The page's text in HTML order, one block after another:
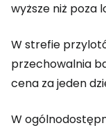
wyższe niż poza
W strefie
przechowalnia
cena za jeden
W